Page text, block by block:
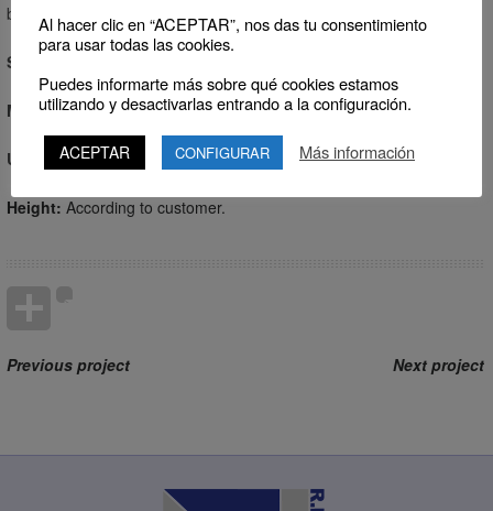
boxes, cans, etc).
System:
Motorization: Chain Drive (inverter box).
Useful Width:According to customer.
Height: According to customer.
Next project
Previous project
Al hacer clic en “ACEPTAR”, nos das tu consentimiento
para usar todas las cookies.
Puedes informarte más sobre qué cookies estamos
utilizando y desactivarlas entrando a la configuración.
ACEPTAR CONFIGURAR Más información